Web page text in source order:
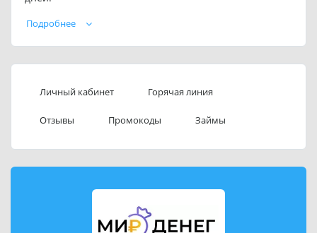
Для постоянных клиентов предусмотрены
займов осуществляется круглосуточно 7 дней в
неделю.
Телефон службы поддержки Мир Денег 24: 8 (812)
Официальный сайт компании:
https://mircash24.ru/
Подробнее
Личный кабинет Горячая линия
Отзывы Промокоды Займы